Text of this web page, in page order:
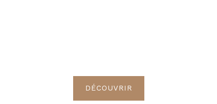
DÉCOUVRIR